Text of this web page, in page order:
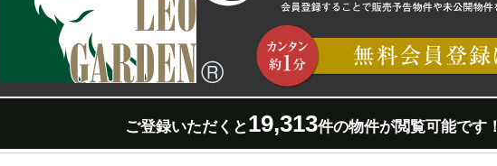
ご登録いただくと19,313件の物件が閲覧可能です！